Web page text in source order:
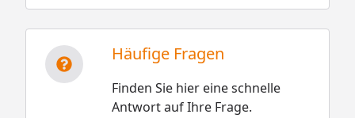
Häufige Fragen
Finden Sie hier eine schnelle
Antwort auf Ihre Frage.